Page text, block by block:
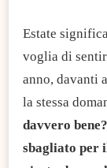
Estate
voglia di
anno, davanti
la stessa
davvero
sbagliato per